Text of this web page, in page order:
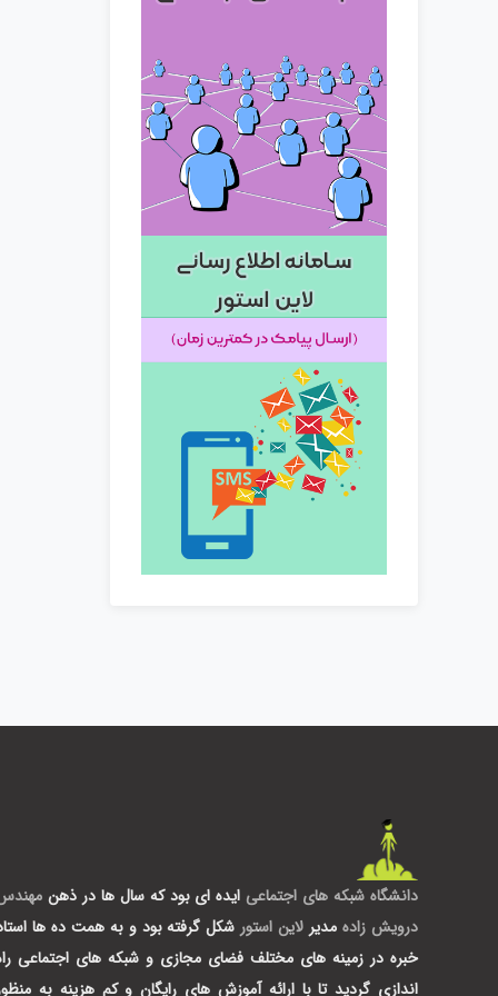
دانشگاه شبکه های اجتماعی ایده ای بود که سال ها در ذهن
درویش زاده مدیر لاین استور شکل گرفته بود و به همت ده ها
خبره در زمینه های مختلف فضای مجازی و شبکه های اجتماعی
اندازی گردید تا با ارائه آموزش های رایگان و کم هزینه به